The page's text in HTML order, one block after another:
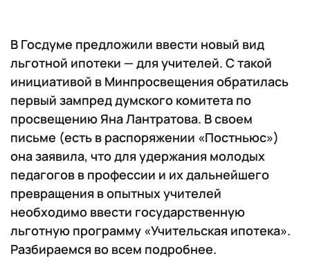
В Госдуме предложили ввести новый вид
льготной ипотеки — для учителей. С такой
инициативой в Минпросвещения обратилась
первый зампред думского комитета по
просвещению Яна Лантратова. В своем
письме (есть в распоряжении «Постньюс»)
она заявила, что для удержания молодых
педагогов в профессии и их дальнейшего
превращения в опытных учителей
необходимо ввести государственную
льготную программу «Учительская ипотека».
Разбираемся во всем подробнее.